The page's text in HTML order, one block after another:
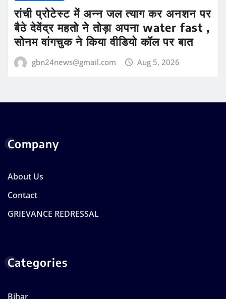
रांची प्रोटेस्ट में अन्न जल त्याग कर अनशन पर
बैठे देवेंद्र महतो ने तोड़ा अपना water fast ,
सोनम वांगचुक ने किया वीडियो कॉल पर बात
gbn24news@gmail.com Aug 5, 2026
Company
About Us
Contact
GRIEVANCE REDRESSAL
Categories
Bihar